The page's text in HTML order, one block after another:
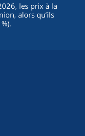
les prix à la
alors qu’ils